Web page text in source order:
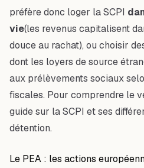
préfère donc loger la SCPI
vie(les revenus capitalisent
douce au rachat), ou choisir
dont les loyers de source
aux prélèvements sociaux
fiscales. Pour comprendre le
guide sur la SCPI et ses
détention.
Le PEA : les actions